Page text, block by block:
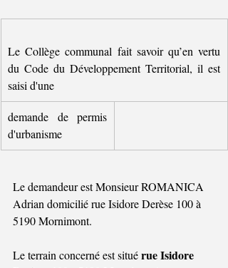
Le Collège communal fait savoir qu’en vertu
du Code du Développement Territorial, il est
saisi d'une
demande de permis
d'urbanisme
Le demandeur est Monsieur ROMANICA
Adrian domicilié rue Isidore Derèse 100 à
5190 Mornimont.
Le terrain concerné est situé rue Isidore